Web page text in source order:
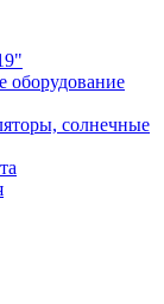
оборудование
солнечные